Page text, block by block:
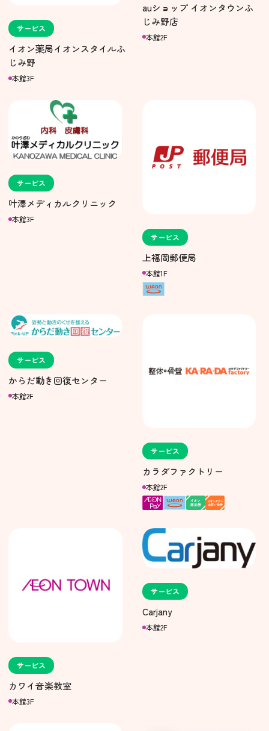
サービス
イオン薬局イオンスタイルふ
じみ野
本館3F
auショップ イオンタウンふ
じみ野店
本館2F
サービス
叶澤メディカルクリニック
本館3F
サービス
上福岡郵便局
本館1F
サービス
からだ動き回復センター
本館2F
サービス
カラダファクトリー
本館2F
サービス
カワイ音楽教室
本館3F
サービス
Carjany
本館2F